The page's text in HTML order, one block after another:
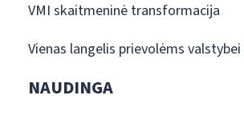
VMI skaitmeninė transformacija
Vienas langelis prievolėms
NAUDINGA